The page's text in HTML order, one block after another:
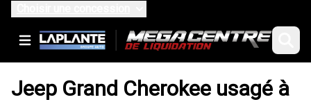
Jeep Grand Cherokee usagé à